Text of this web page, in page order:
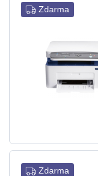
Zdarma
Zdarma